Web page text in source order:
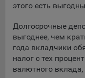
настройках для того,
9.4. Аналитические
Яндекс.Метрика,
собирают
использовал сайты, и
улучшения.
этого есть
Долгосрочные
выгоднее, чем
года вкладчики
налог с тех
валютного